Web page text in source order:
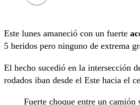
Este lunes amaneció con un fuerte
5 heridos pero ninguno de extrema
El hecho sucedió en la intersección
rodados iban desde el Este hacia el
Fuerte choque entre un camión